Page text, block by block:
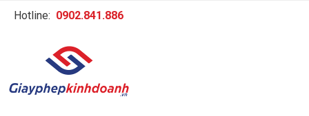
Hotline: 0902.841.886